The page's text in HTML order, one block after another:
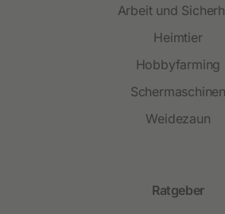
Arbeit und
Heimtier
Hobbyfarming
Schermaschinen
Weidezaun
Ratgeber